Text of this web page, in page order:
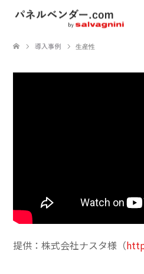
導入事例 生産性
提供：株式会社ナスタ様（